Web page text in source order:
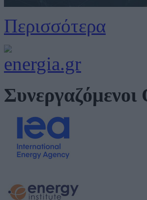
Περισσότερα
Συνεργαζόμενοι